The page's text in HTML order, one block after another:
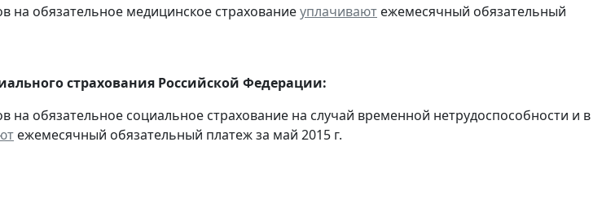
на обязательное медицинское страхованиеуплачивают ежемесячный обязательный
страхования Российской Федерации:
на обязательное социальное страхование на случай временной нетрудоспособности и в
ежемесячный обязательный платеж за май 2015 г.